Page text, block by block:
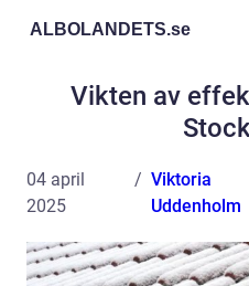
ALBOLANDETS.se
Vikten av
04 april
2025
Viktoria
Uddenholm